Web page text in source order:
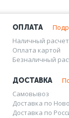
ОПЛАТА
Наличный расчет
Оплата картой
Безналичный
ДОСТАВКА
Самовывоз
Доставка по
Доставка по